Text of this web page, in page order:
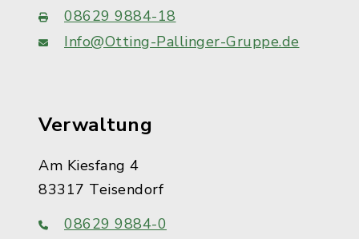
08629 9884-18
Info@Otting-Pallinger-Gruppe.de
Verwaltung
Am Kiesfang 4
83317 Teisendorf
08629 9884-0